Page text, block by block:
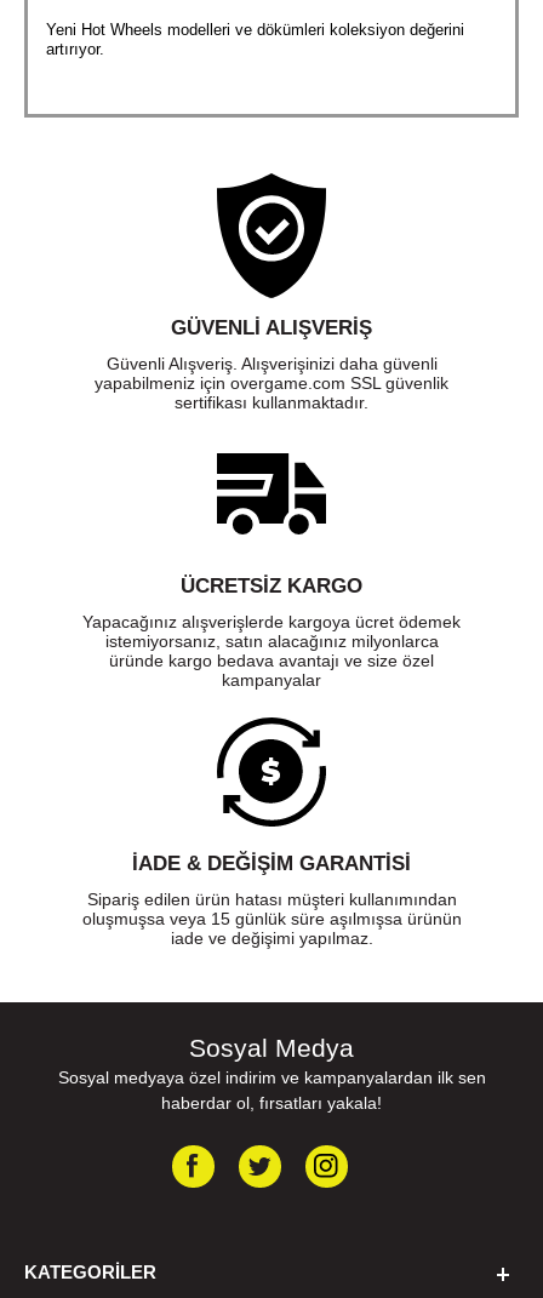
Yeni Hot Wheels modelleri ve dökümleri koleksiyon değerini
artırıyor.
GÜVENLI ALIŞVERIŞ
Güvenli Alışveriş. Alışverişinizi daha güvenli
yapabilmeniz için overgame.com SSL güvenlik
sertifikası kullanmaktadır.
ÜCRETSIZ KARGO
Yapacağınız alışverişlerde kargoya ücret ödemek
istemiyorsanız, satın alacağınız milyonlarca
üründe kargo bedava avantajı ve size özel
kampanyalar
İADE & DEĞİŞİM GARANTİSİ
Sipariş edilen ürün hatası müşteri kullanımından
oluşmuşsa veya 15 günlük süre aşılmışsa ürünün
iade ve değişimi yapılmaz.
Sosyal Medya
Sosyal medyaya özel indirim ve kampanyalardan ilk sen
haberdar ol, fırsatları yakala!
KATEGORILER